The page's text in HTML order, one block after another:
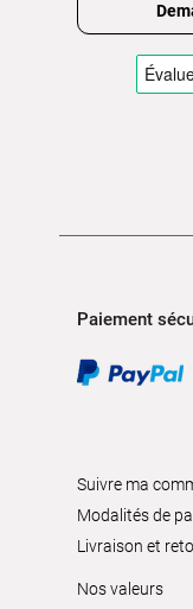
Paiement
Suivre ma
Modalités de
Livraison et
Nos valeurs